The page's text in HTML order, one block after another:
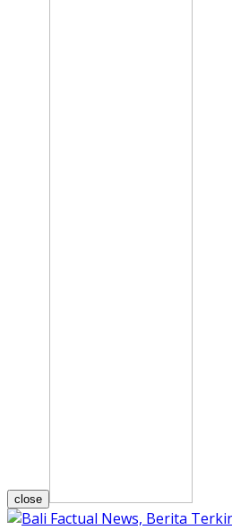
close